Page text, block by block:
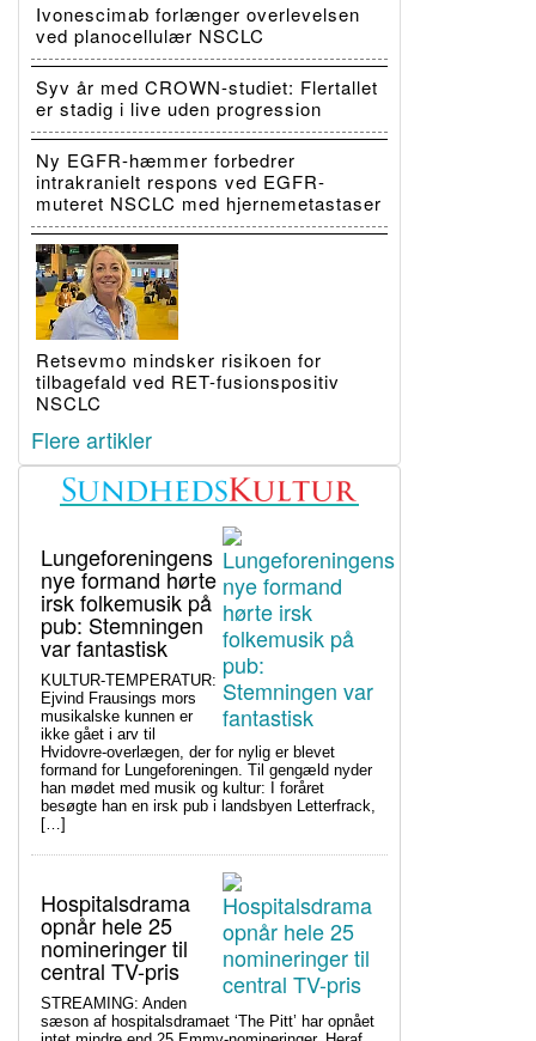
Ivonescimab forlænger overlevelsen
ved planocellulær NSCLC
Syv år med CROWN-studiet: Flertallet
er stadig i live uden progression
Ny EGFR-hæmmer forbedrer
intrakranielt respons ved EGFR-
muteret NSCLC med hjernemetastaser
Retsevmo mindsker risikoen for
tilbagefald ved RET-fusionspositiv
NSCLC
Flere artikler
Lungeforeningens
nye formand hørte
irsk folkemusik på
pub: Stemningen
var fantastisk
KULTUR-TEMPERATUR:
Ejvind Frausings mors
musikalske kunnen er
ikke gået i arv til
Hvidovre-overlægen, der for nylig er blevet
formand for Lungeforeningen. Til gengæld nyder
han mødet med musik og kultur: I foråret
besøgte han en irsk pub i landsbyen Letterfrack,
[…]
Hospitalsdrama
opnår hele 25
nomineringer til
central TV-pris
STREAMING: Anden
sæson af hospitalsdramaet ‘The Pitt’ har opnået